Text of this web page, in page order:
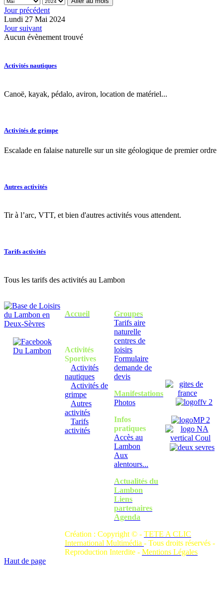
Jour précédent
Lundi 27 Mai 2024
Jour suivant
Aucun évènement trouvé
Activités nautiques
Canoë, kayak, pédalo, aviron, location de matériel...
Activités de grimpe
Escalade en falaise naturelle sur un site géologique de premier ordre
Autres activités
Tir à l’arc, VTT, et bien d'autres activités vous attendent.
Tarifs activités
Tous les tarifs des activités au Lambon
Accueil
Activités
Sportives
Activités
nautiques
Activités de
grimpe
Autres
activités
Tarifs
activités
Groupes
Tarifs aire
naturelle
centres de
loisirs
Formulaire
demande de
devis
Manifestations
Photos
Infos
pratiques
Accès au
Lambon
Aux
alentours...
Actualités du
Lambon
Liens
partenaires
Agenda
Création : Copyright © - TETE A CLIC
International Multimédia - Tous droits réservés -
Reproduction Interdite - Mentions Légales
Haut de page